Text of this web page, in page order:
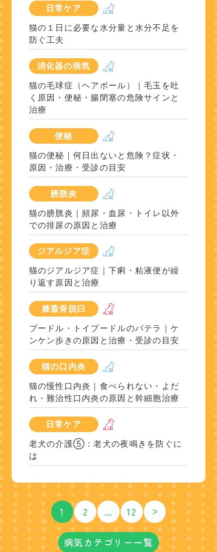
日常ケア
猫の１日に必要な水分量と水分不足を
防ぐ工夫
消化器の病気
猫の毛球症（ヘアボール）｜毛玉を吐
く原因・便秘・腸閉塞の危険サインと
治療
便秘
猫の便秘｜何日出ないと危険？症状・
原因・治療・受診の目安
膀胱炎
猫の膀胱炎｜頻尿・血尿・トイレ以外
での排尿の原因と治療
ジアルジア症
猫のジアルジア症｜下痢・粘液便が繰
り返す原因と治療
膝蓋骨脱臼
プードル・トイプードルのパテラ｜ケ
ンケン歩きの原因と治療・受診の目安
猫の口内炎
猫の慢性口内炎｜食べられない・よだ
れ・難治性口内炎の原因と幹細胞治療
日常ケア
老犬の介護⑤：老犬の夜鳴きを防ぐに
は
1 2 … 12 >
病気カテゴリー一覧